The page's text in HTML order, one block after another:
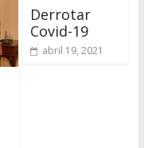
Derrotar
Covid-19
abril 19, 2021